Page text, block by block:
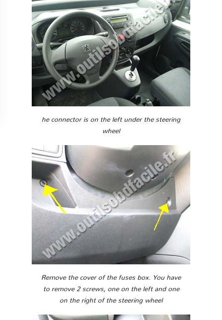
he connector is on the left under the steering
wheel
Remove the cover of the fuses box. You have
to remove 2 screws, one on the left and one
on the right of the steering wheel